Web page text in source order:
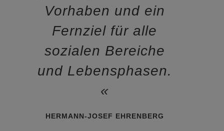
Vorhaben und ein
Fernziel für alle
sozialen Bereiche
und Lebensphasen.
HERMANN-JOSEF EHRENBERG